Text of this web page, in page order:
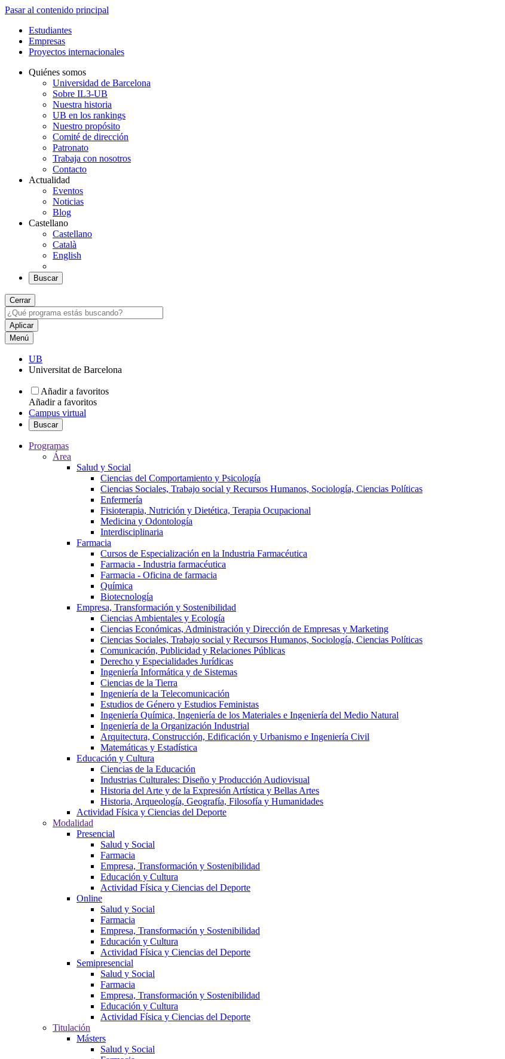
Pasar al contenido principal
Estudiantes
Empresas
Proyectos internacionales
Quiénes somos
Universidad de Barcelona
Sobre IL3-UB
Nuestra historia
UB en los rankings
Nuestro propósito
Comité de dirección
Patronato
Trabaja con nosotros
Contacto
Actualidad
Eventos
Noticias
Blog
Castellano
Castellano
Català
English
Buscar
Cerrar
Menú
UB
Universitat de Barcelona
Añadir a favoritos
Añadir a favoritos
Campus virtual
Buscar
Programas
Área
Salud y Social
Ciencias del Comportamiento y Psicología
Ciencias Sociales, Trabajo social y Recursos Humanos, Sociología, Ciencias Políticas
Enfermería
Fisioterapia, Nutrición y Dietética, Terapia Ocupacional
Medicina y Odontología
Interdisciplinaria
Farmacia
Cursos de Especialización en la Industria Farmacéutica
Farmacia - Industria farmacéutica
Farmacia - Oficina de farmacia
Química
Biotecnología
Empresa, Transformación y Sostenibilidad
Ciencias Ambientales y Ecología
Ciencias Económicas, Administración y Dirección de Empresas y Marketing
Ciencias Sociales, Trabajo social y Recursos Humanos, Sociología, Ciencias Políticas
Comunicación, Publicidad y Relaciones Públicas
Derecho y Especialidades Jurídicas
Ingeniería Informática y de Sistemas
Ciencias de la Tierra
Ingeniería de la Telecomunicación
Estudios de Género y Estudios Feministas
Ingeniería Química, Ingeniería de los Materiales e Ingeniería del Medio Natural
Ingeniería de la Organización Industrial
Arquitectura, Construcción, Edificación y Urbanismo e Ingeniería Civil
Matemáticas y Estadística
Educación y Cultura
Ciencias de la Educación
Industrias Culturales: Diseño y Producción Audiovisual
Historia del Arte y de la Expresión Artística y Bellas Artes
Historia, Arqueología, Geografía, Filosofía y Humanidades
Actividad Física y Ciencias del Deporte
Modalidad
Presencial
Salud y Social
Farmacia
Empresa, Transformación y Sostenibilidad
Educación y Cultura
Actividad Física y Ciencias del Deporte
Online
Salud y Social
Farmacia
Empresa, Transformación y Sostenibilidad
Educación y Cultura
Actividad Física y Ciencias del Deporte
Semipresencial
Salud y Social
Farmacia
Empresa, Transformación y Sostenibilidad
Educación y Cultura
Actividad Física y Ciencias del Deporte
Titulación
Másters
Salud y Social